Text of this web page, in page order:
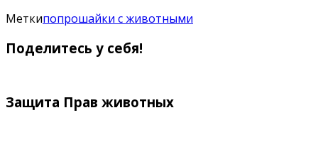
Меткипопрошайки с животными
Поделитесь у себя!
Защита Прав животных